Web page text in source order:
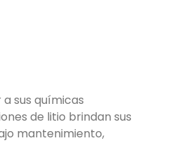
sus químicas
de litio brindan sus
mantenimiento,